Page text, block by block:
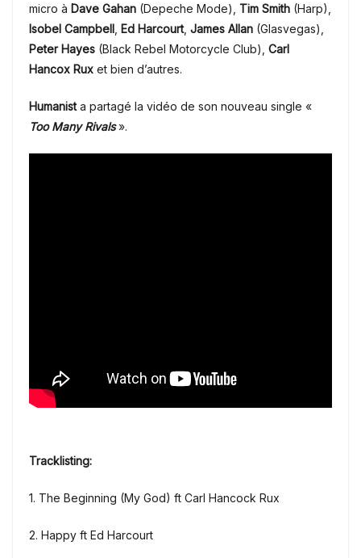
micro à Dave Gahan (Depeche Mode), Tim Smith (Harp),
Isobel Campbell Ed Harcourt, James Allan (Glasvegas)
Peter Hayes (Black Rebel Motorcycle Club), Carl
Hancox Rux et bien d’autres.
Humanista partagé la vidéo de son nouveau single «
Too Many Rivals».
Tracklisting:
1. The Beginning (My God) ft Carl Hancock Rux
2. Happy ft Ed Harcourt